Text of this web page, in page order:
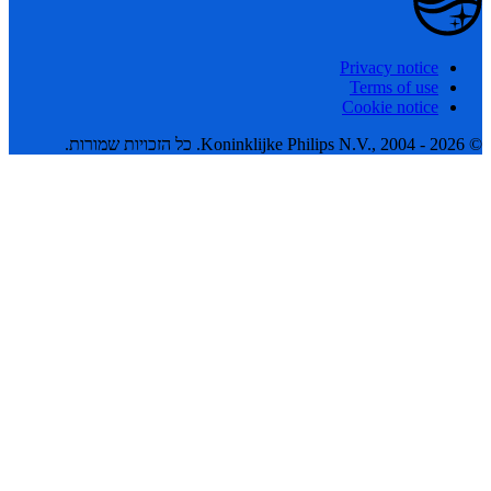
Privacy notice
Terms of use
Cookie notice